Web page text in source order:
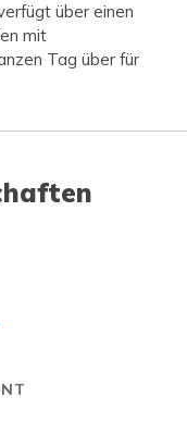
über einen
mit
Tag über für